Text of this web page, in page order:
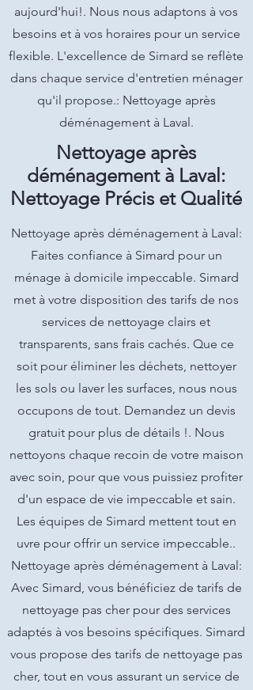
aujourd'hui!. Nous nous adaptons à vos
besoins et à vos horaires pour un service
flexible. L'excellence de Simard se reflète
dans chaque service d'entretien ménager
qu'il propose.: Nettoyage après
déménagement à Laval.
Nettoyage après
déménagement à Laval:
Nettoyage Précis et Qualité
Nettoyage après déménagement à Laval:
Faites confiance à Simard pour un
ménage à domicile impeccable. Simard
met à votre disposition des tarifs de nos
services de nettoyage clairs et
transparents, sans frais cachés. Que ce
soit pour éliminer les déchets, nettoyer
les sols ou laver les surfaces, nous nous
occupons de tout. Demandez un devis
gratuit pour plus de détails !. Nous
nettoyons chaque recoin de votre maison
avec soin, pour que vous puissiez profiter
d'un espace de vie impeccable et sain.
Les équipes de Simard mettent tout en
uvre pour offrir un service impeccable..
Nettoyage après déménagement à Laval:
Avec Simard, vous bénéficiez de tarifs de
nettoyage pas cher pour des services
adaptés à vos besoins spécifiques. Simard
vous propose des tarifs de nettoyage pas
cher, tout en vous assurant un service de